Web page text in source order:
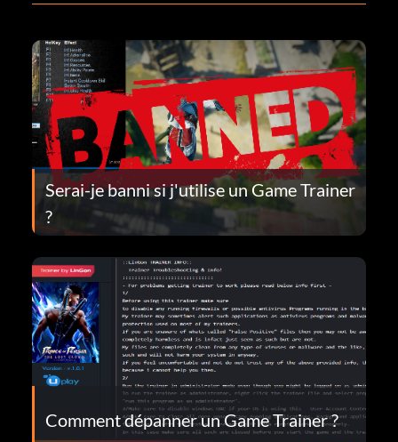
Serai-je banni si j'utilise un Game Trainer
?
Comment dépanner un Game Trainer ?